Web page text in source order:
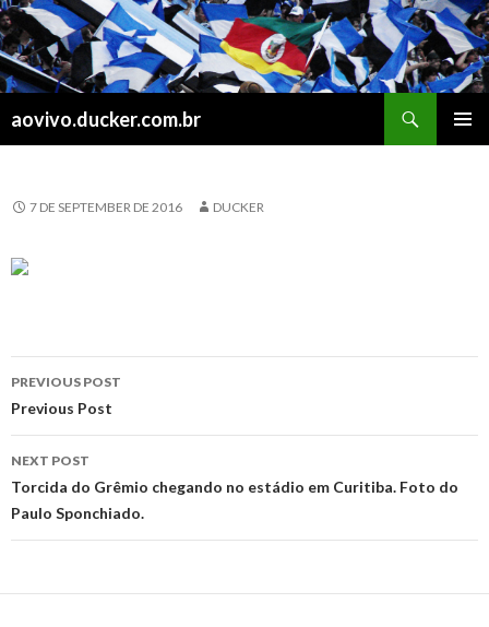
aovivo.ducker.com.br
7 DE SEPTEMBER DE 2016 DUCKER
Post
navigation
PREVIOUS POST
Previous Post
NEXT POST
Torcida do Grêmio chegando no estádio em Curitiba. Foto do
Paulo Sponchiado.